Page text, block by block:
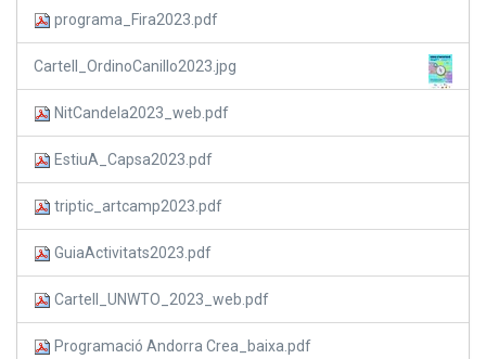
programa_Fira2023.pdf
Cartell_OrdinoCanillo2023.jpg
NitCandela2023_web.pdf
EstiuA_Capsa2023.pdf
triptic_artcamp2023.pdf
GuiaActivitats2023.pdf
Cartell_UNWTO_2023_web.pdf
Programació Andorra Crea_baixa.pdf